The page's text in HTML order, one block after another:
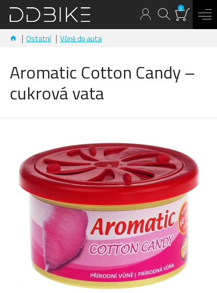
0
Ostatní Vůně do auta
Aromatic Cotton Candy –
cukrová vata